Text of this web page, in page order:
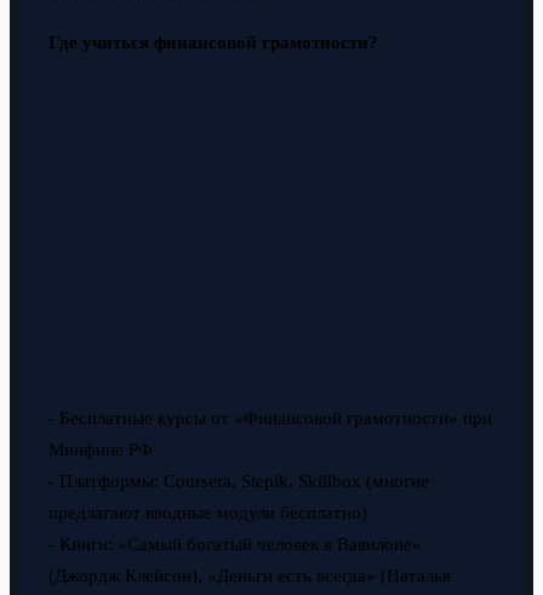
Где учиться финансовой грамотности?
- Бесплатные курсы от «Финансовой грамотности» при
Минфине РФ
- Платформы: Coursera, Stepik, Skillbox (многие
предлагают вводные модули бесплатно)
- Книги: «Самый богатый человек в Вавилоне»
(Джордж Клейсон), «Деньги есть всегда» (Наталья